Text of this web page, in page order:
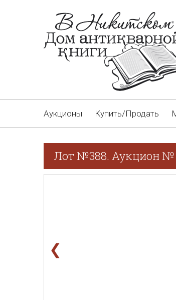
Аукционы Купить/Продать
Лот №388. Аукцион №
❮